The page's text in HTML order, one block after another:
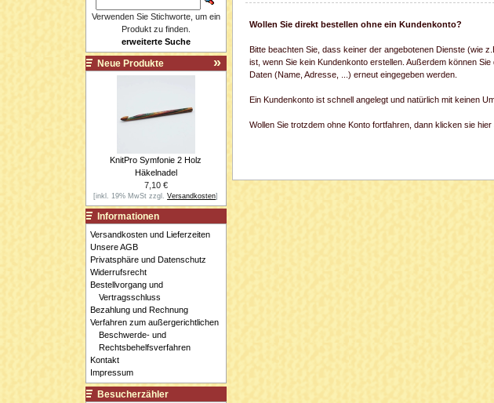
Wollen Sie direkt bestellen ohne ein Kundenkonto?
Bitte beachten Sie, dass keiner der angebotenen Dienste (wie
ist, wenn Sie kein Kundenkonto erstellen. Außerdem können
Daten (Name, Adresse, ...) erneut eingegeben werden.
Ein Kundenkonto ist schnell angelegt und natürlich mit keinen
Wollen Sie trotzdem ohne Konto fortfahren, dann klicken sie hier
Verwenden Sie Stichworte, um ein
Produkt zu finden.
erweiterte Suche
Neue Produkte
KnitPro Symfonie 2 Holz
Häkelnadel
7,10 €
[inkl. 19% MwSt zzgl.Versandkosten]
Informationen
Versandkosten und Lieferzeiten
Unsere AGB
Privatsphäre und Datenschutz
Widerrufsrecht
Bestellvorgang und
Vertragsschluss
Bezahlung und Rechnung
Verfahren zum außergerichtlichen
Beschwerde- und
Rechtsbehelfsverfahren
Kontakt
Impressum
Besucherzähler